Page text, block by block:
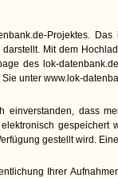
Projektes.
Mit dem
des lok-
unter www.lok-
einverstanden, dass
gestellt wird.
Ihrer